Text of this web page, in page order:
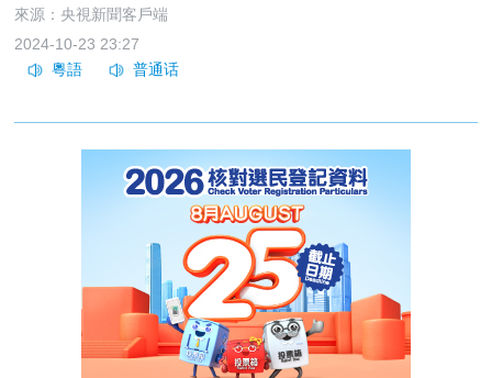
來源：央視新聞客戶端
2024-10-23 23:27